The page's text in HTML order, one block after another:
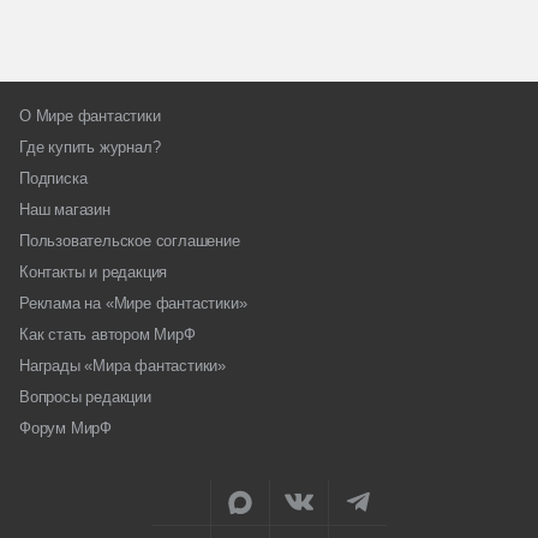
О Мире фантастики
Где купить журнал?
Подписка
Наш магазин
Пользовательское соглашение
Контакты и редакция
Реклама на «Мире фантастики»
Как стать автором МирФ
Награды «Мира фантастики»
Вопросы редакции
Форум МирФ